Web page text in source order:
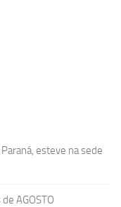
esteve na sede
AGOSTO